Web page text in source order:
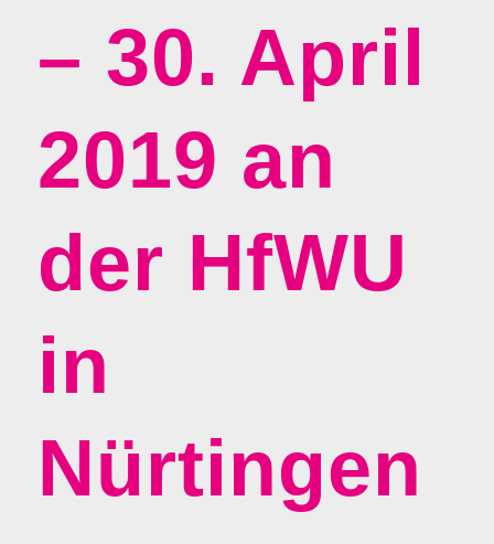
– 30. April
2019 an
der HfWU
in
Nürtingen